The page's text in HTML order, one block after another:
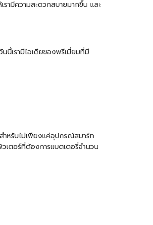
ามีความสะดวกสบายมากขึ้น และ
นี้เรามีไอเดียของพรีเมี่ยมที่มี
ำหรับไม่เพียงแค่อุปกรณ์สมาร์ท
เตอร์ที่ต้องการแบตเตอรี่จำนวน